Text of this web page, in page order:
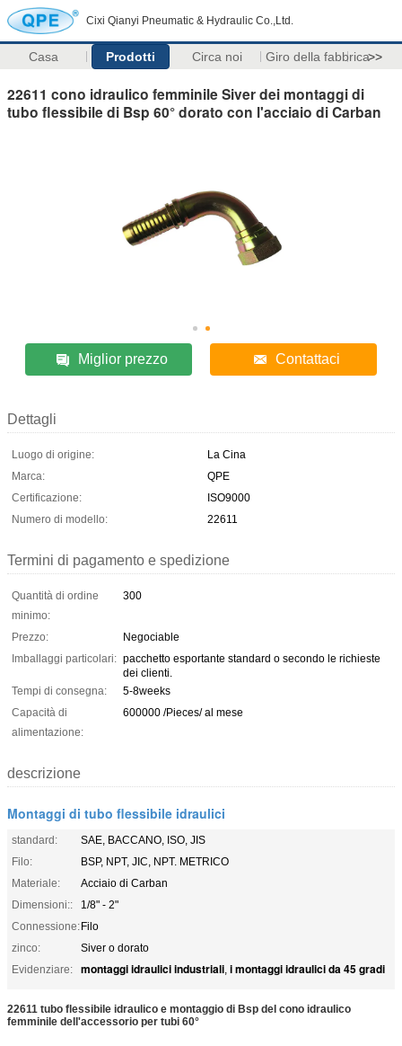
Cixi Qianyi Pneumatic & Hydraulic Co.,Ltd.
Casa Prodotti Circa noi Giro della fabbrica>>
22611 cono idraulico femminile Siver dei montaggi di
tubo flessibile di Bsp 60° dorato con l'acciaio di Carban
Miglior prezzo Contattaci
Dettagli
Luogo di origine:
La Cina
Marca:
QPE
Certificazione:
ISO9000
Numero di modello:
22611
Termini di pagamento e spedizione
Quantità di ordine
minimo:
300
Prezzo:
Negociable
Imballaggi particolari: pacchetto esportante standard o secondo le richieste
dei clienti.
Tempi di consegna:
5-8weeks
Capacità di
alimentazione:
600000 /Pieces/ al mese
descrizione
Montaggi di tubo flessibile idraulici
standard:
SAE, BACCANO, ISO, JIS
Filo:
BSP, NPT, JIC, NPT. METRICO
Materiale:
Acciaio di Carban
Dimensioni::
1/8" - 2"
Connessione:Filo
zinco:
Siver o dorato
Evidenziare:
montaggi idraulici industriali, i montaggi idraulici da 45 gradi
22611 tubo flessibile idraulico e montaggio di Bsp del cono idraulico
femminile dell'accessorio per tubi 60°